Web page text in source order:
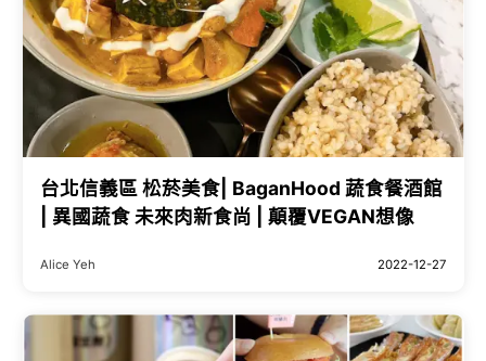
台北信義區 松菸美食| BaganHood 蔬食餐酒館
| 異國蔬食 未來肉新食尚 | 顛覆VEGAN想像
Alice Yeh 2022-12-27